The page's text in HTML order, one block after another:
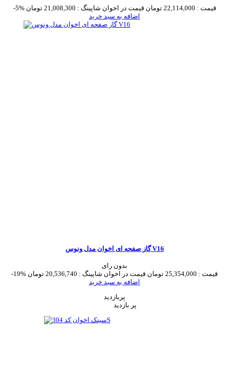
-5% قیمت : 22,114,000 تومان قیمت در اخوان شاپینگ : 21,008,300 تومان
اضافه به سبد خرید
گاز صفحه ای اخوان مدل ونوس V16
بدون رای
-19%
قیمت : 25,354,000 تومان قیمت در اخوان شاپینگ : 20,536,740 تومان
اضافه به سبد خرید
پربازدید
پر بازدید